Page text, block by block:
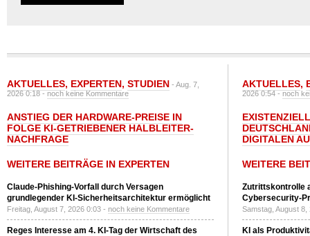
AKTUELLES, EXPERTEN, STUDIEN - Aug. 7,
2026 0:18 -noch keine Kommentare
ANSTIEG DER HARDWARE-PREISE IN
FOLGE KI-GETRIEBENER HALBLEITER-
NACHFRAGE
WEITERE BEITRÄGE IN EXPERTEN
Claude-Phishing-Vorfall durch Versagen
grundlegender KI-Sicherheitsarchitektur ermöglicht
Freitag, August 7, 2026 0:03 - noch keine Kommentare
Reges Interesse am 4. KI-Tag der Wirtschaft des
AKTUELLES,
2026 0:54 -noch
DIGITALEN
WEITERE
Zutrittskontrolle
Cybersecurity-
Samstag, August
KI als